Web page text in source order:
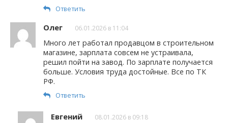
Ответить
Олег 06.01.2026 в 11:04
Много лет работал продавцом в строительном
магазине, зарплата совсем не устраивала,
решил пойти на завод. По зарплате получается
больше. Условия труда достойные. Все по ТК
РФ.
Ответить
Евгений 08.01.2026 в 09:18